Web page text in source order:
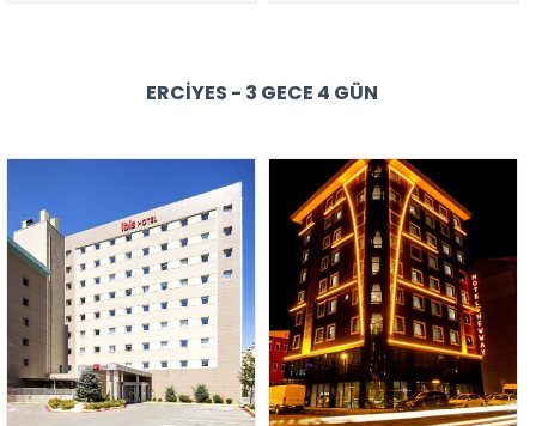
ERCIYES - 3 GECE 4 GÜN